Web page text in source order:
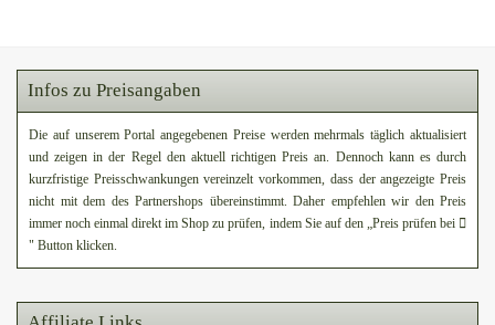
Infos zu Preisangaben
Die auf unserem Portal angegebenen Preise werden mehrmals täglich aktualisiert
und zeigen in der Regel den aktuell richtigen Preis an. Dennoch kann es durch
kurzfristige Preisschwankungen vereinzelt vorkommen, dass der angezeigte Preis
nicht mit dem des Partnershops übereinstimmt. Daher empfehlen wir den Preis
immer noch einmal direkt im Shop zu prüfen, indem Sie auf den „Preis prüfen bei
" Button klicken.